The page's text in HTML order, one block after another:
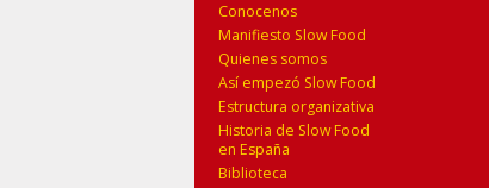
Conocenos
Manifiesto Slow Food
Quienes somos
Así empezó Slow Food
Estructura organizativa
Historia de Slow Food
en España
Biblioteca